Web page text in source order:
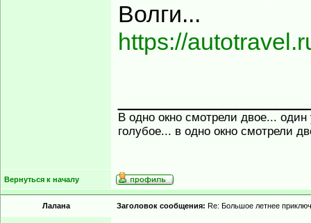
Волги...
https://
В одно окно смотрели двое...
голубое... в одно окно смотрели
Вернуться к началу
Лалана Заголовок сообщения: Re: Большое летнее